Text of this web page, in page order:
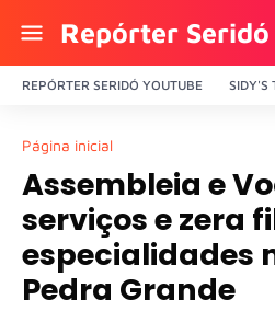
Repórter Seridó
REPÓRTER SERIDÓ YOUTUBE SIDY'S
Página inicial
Assembleia e
serviços e zera
especialidades
Pedra Grande